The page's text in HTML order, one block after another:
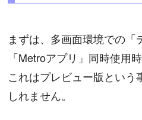
まずは、多画面環境での「
「Metroアプリ」同時使用
これはプレビュー版という
しれません。